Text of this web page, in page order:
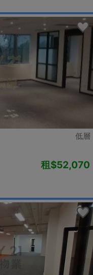
低層
租$52,070